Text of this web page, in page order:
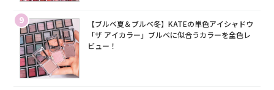
9
【ブルベ夏＆ブルベ冬】KATEの単色アイシャドウ
「ザ アイカラー」ブルベに似合うカラーを全色レ
ビュー！